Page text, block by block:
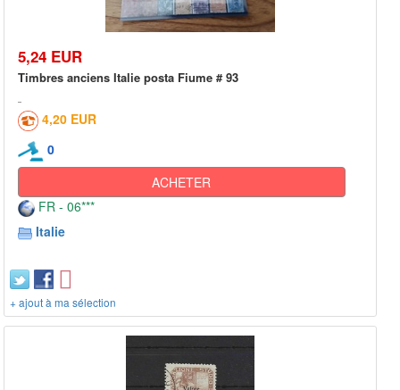
5,24 EUR
Timbres anciens Italie posta Fiume # 93
4,20 EUR
0
ACHETER
FR - 06***
Italie
+ ajout à ma sélection